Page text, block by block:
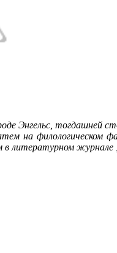
Энгельс,
на
в литературном